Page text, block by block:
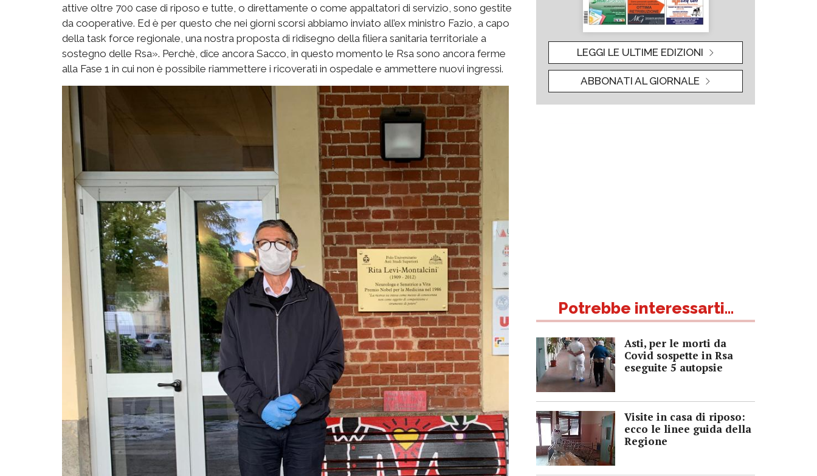
attive oltre 700 case di riposo e tutte, o direttamente o come appaltatori di servizio, sono gestite
da cooperative. Ed è per questo che nei giorni scorsi abbiamo inviato all’ex ministro Fazio, a capo
della task force regionale, una nostra proposta di ridisegno della filiera sanitaria territoriale a
sostegno delle Rsa». Perchè, dice ancora Sacco, in questo momento le Rsa sono ancora ferme
alla Fase 1 in cui non è possibile riammettere i ricoverati in ospedale e ammettere nuovi ingressi.
LEGGI LE ULTIME EDIZIONI
ABBONATI AL GIORNALE
Potrebbe interessarti...
Asti, per le morti da
Covid sospette in Rsa
eseguite 5 autopsie
Visite in casa di riposo:
ecco le linee guida della
Regione